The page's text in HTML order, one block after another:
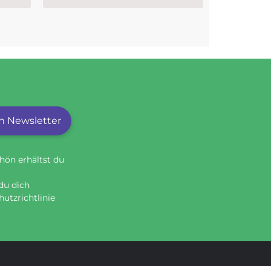
Newsletter
erhältst du
dich